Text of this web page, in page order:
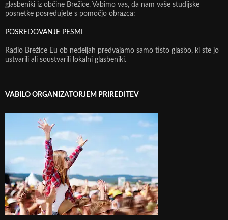
glasbeniki iz občine Brežice. Vabimo vas, da nam vaše studijske
posnetke posredujete s pomočjo obrazca:
POSREDOVANJE PESMI
Radio Brežice Eu ob nedeljah predvajamo samo tisto glasbo, ki ste jo
ustvarili ali soustvarili lokalni glasbeniki.
VABILO ORGANIZATORJEM PRIREDITEV